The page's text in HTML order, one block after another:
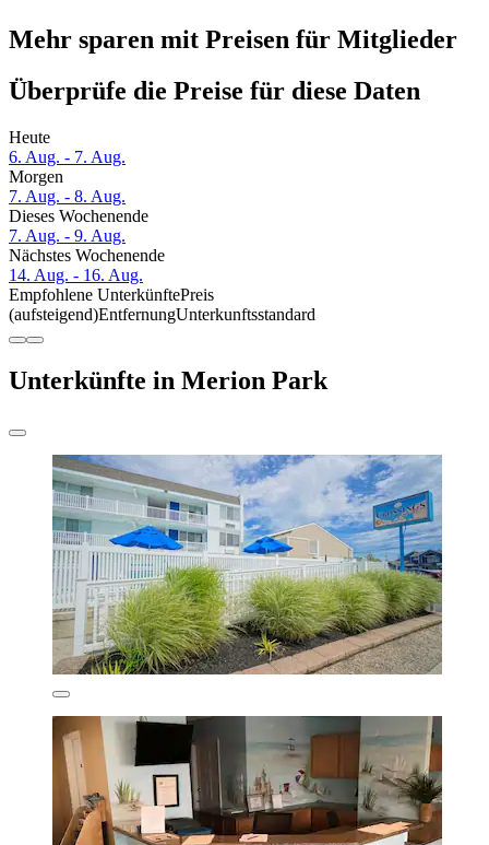
Mehr sparen mit Preisen für Mitglieder
Überprüfe die Preise für diese Daten
Heute
6. Aug. - 7. Aug.
Morgen
7. Aug. - 8. Aug.
Dieses Wochenende
7. Aug. - 9. Aug.
Nächstes Wochenende
14. Aug. - 16. Aug.
Empfohlene UnterkünftePreis
(aufsteigend)EntfernungUnterkunftsstandard
Unterkünfte in Merion Park